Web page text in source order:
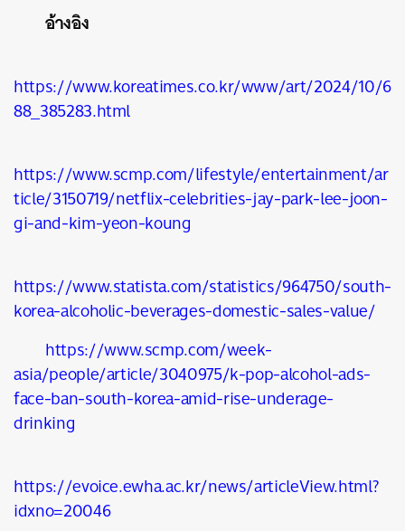
อ้างอิง
https://www.koreatimes.co.kr/www/art/2024/10/6
88_385283.html
https://www.scmp.com/lifestyle/entertainment/ar
ticle/3150719/netflix-celebrities-jay-park-lee-joon-
gi-and-kim-yeon-koung
https://www.statista.com/statistics/964750/south-
korea-alcoholic-beverages-domestic-sales-value/
https://www.scmp.com/week-
asia/people/article/3040975/k-pop-alcohol-ads-
face-ban-south-korea-amid-rise-underage-
drinking
https://evoice.ewha.ac.kr/news/articleView.html?
idxno=20046